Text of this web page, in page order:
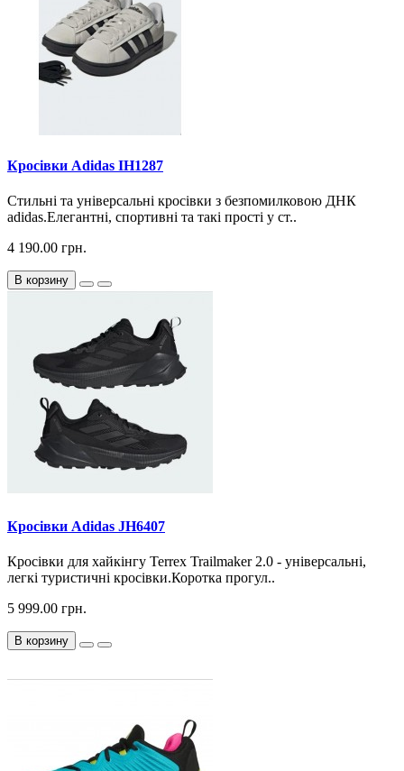
Кросiвки Adidas IH1287
Стильні та універсальні кросівки з безпомилковою ДНК
adidas.Елегантні, спортивні та такі прості у ст..
4 190.00 грн.
В корзину
Кросiвки Adidas JH6407
Кросівки для хайкінгу Terrex Trailmaker 2.0 - універсальні,
легкі туристичні кросівки.Коротка прогул..
5 999.00 грн.
В корзину